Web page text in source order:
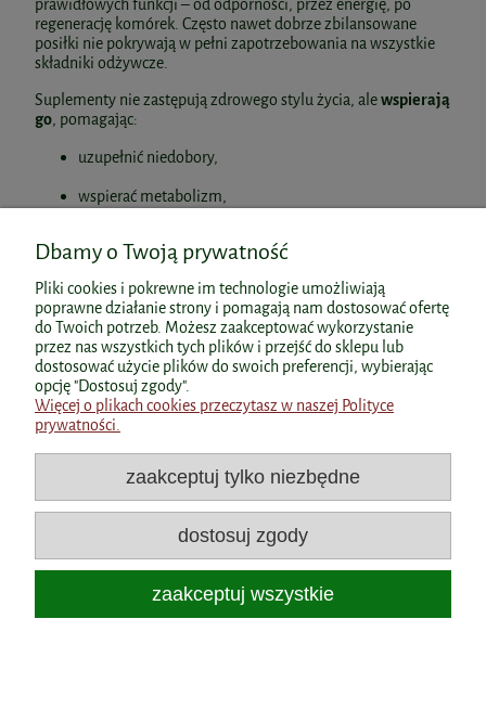
prawidłowych funkcji – od odporności, przez energię, po
regenerację komórek. Często nawet dobrze zbilansowane
posiłki nie pokrywają w pełni zapotrzebowania na wszystkie
składniki odżywcze.
Suplementy nie zastępują zdrowego stylu życia, alewspierają
go, pomagając:
uzupełnić niedobory,
wspierać metabolizm,
Czystość suplementów – klucz do lepszej
przyswajalności i efektów zdrowotnych
Wbezpiecznej suplementacji najważniejsza jest
czystość
składu
czystości i zminimalizowanej zawartości substancji
dodatkowych:
mają lepsząprzyswajalność,
wywołują mniej reakcji ubocznych,
dają większe efekty zdrowotne.
Dbamy o Twoją prywatność
Pliki cookies i pokrewne im technologie umożliwiają
poprawne działanie strony i pomagają nam dostosować ofertę
do Twoich potrzeb. Możesz zaakceptować wykorzystanie
przez nas wszystkich tych plików i przejść do sklepu lub
dostosować użycie plików do swoich preferencji, wybierając
opcję "Dostosuj zgody".
Więcej o plikach cookies przeczytasz w naszej Polityce
prywatności.
zaakceptuj tylko niezbędne
dostosuj zgody
zaakceptuj wszystkie